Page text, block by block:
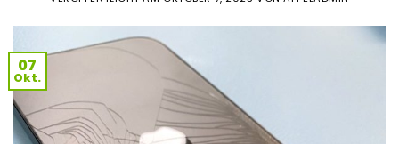
07
Okt.